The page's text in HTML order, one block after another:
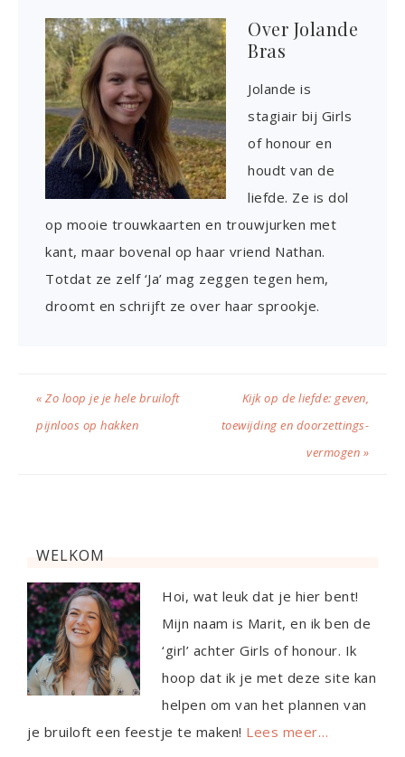
Over Jolande
Bras
Jolande is
stagiair bij Girls
of honour en
houdt van de
liefde. Ze is dol
op mooie trouwkaarten en trouwjurken met
kant, maar bovenal op haar vriend Nathan.
Totdat ze zelf ‘Ja’ mag zeggen tegen hem,
droomt en schrijft ze over haar sprookje.
« Zo loop je je hele bruiloft
pijnloos op hakken
Kijk op de liefde: geven,
toewijding en doorzettings-
vermogen »
WELKOM
Hoi, wat leuk dat je hier bent!
Mijn naam is Marit, en ik ben de
‘girl’ achter Girls of honour. Ik
hoop dat ik je met deze site kan
helpen om van het plannen van
je bruiloft een feestje te maken! Lees meer…